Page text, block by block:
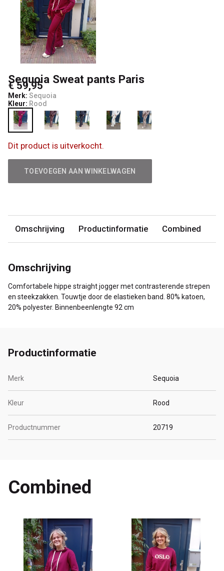
Sequoia Sweat pants Paris
€ 59,95
Merk: Sequoia
Kleur: Rood
Dit product is uitverkocht.
TOEVOEGEN AAN WINKELWAGEN
Omschrijving Productinformatie Combined
Omschrijving
Comfortabele hippe straight jogger met contrasterende strepen
en steekzakken. Touwtje door de elastieken band. 80% katoen,
20% polyester. Binnenbeenlengte 92 cm
Productinformatie
Merk Sequoia
Kleur Rood
Productnummer 20719
Combined